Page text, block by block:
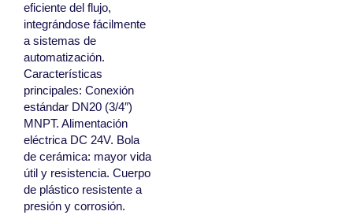
eficiente del flujo,
integrándose fácilmente
a sistemas de
automatización.
Características
principales: Conexión
estándar DN20 (3/4″)
MNPT. Alimentación
eléctrica DC 24V. Bola
de cerámica: mayor vida
útil y resistencia. Cuerpo
de plástico resistente a
presión y corrosión.